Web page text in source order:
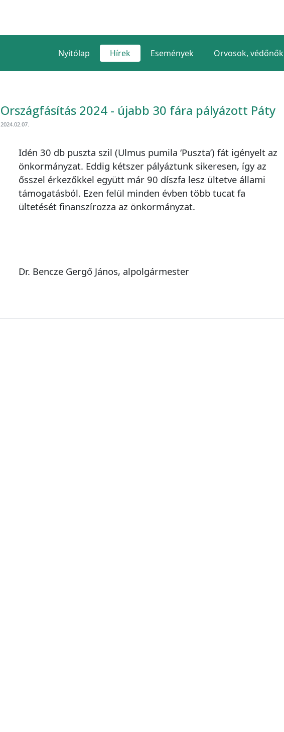
Nyitólap Hírek Események Orvosok, védőnők
Országfásítás 2024 - újabb 30 fára pályázott Páty
2024.02.07.
Idén 30 db puszta szil (Ulmus pumila ‘Puszta’) fát igényelt az
önkormányzat. Eddig kétszer pályáztunk sikeresen, így az
ősszel érkezőkkel együtt már 90 díszfa lesz ültetve állami
támogatásból. Ezen felül minden évben több tucat fa
ültetését finanszírozza az önkormányzat.
Dr. Bencze Gergő János, alpolgármester